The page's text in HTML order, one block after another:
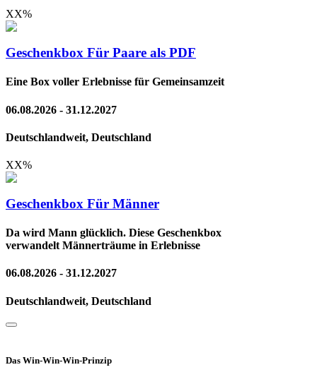
XX%
Geschenkbox Für Paare als PDF
Eine Box voller Erlebnisse für Gemeinsamzeit
06.08.2026 - 31.12.2027
Deutschlandweit, Deutschland
XX%
Geschenkbox Für Männer
Da wird Mann glücklich. Diese Geschenkbox
verwandelt Männerträume in Erlebnisse
06.08.2026 - 31.12.2027
Deutschlandweit, Deutschland
Das Win-Win-Win-Prinzip